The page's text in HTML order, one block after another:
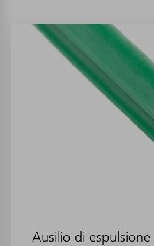
Ausilio di espulsione